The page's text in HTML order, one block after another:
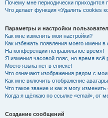
Почему мне периодически приходится
Что делает функция «Удалить cookies
Параметры и настройки
Как мне изменить мои настройки?
Как избежать появления моего имени
На конференции неправильное время!
Я изменил часовой пояс, но время всё
Моего языка нет в списке!
Что означают изображения рядом с
Как мне включить отображение
Что такое звание и как я могу изменить
Когда я щёлкаю по ссылке «email», от
Создание сообщений